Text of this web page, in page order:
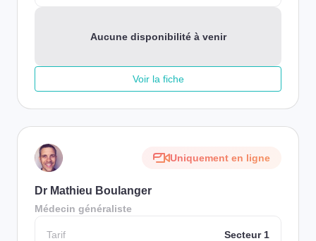
Aucune disponibilité à venir
Voir la fiche
Uniquement en ligne
Dr Mathieu Boulanger
Médecin généraliste
Tarif Secteur 1